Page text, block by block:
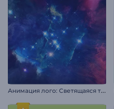
А
нимация лого: Светящаяся туманность